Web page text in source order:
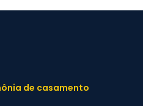
de casamento